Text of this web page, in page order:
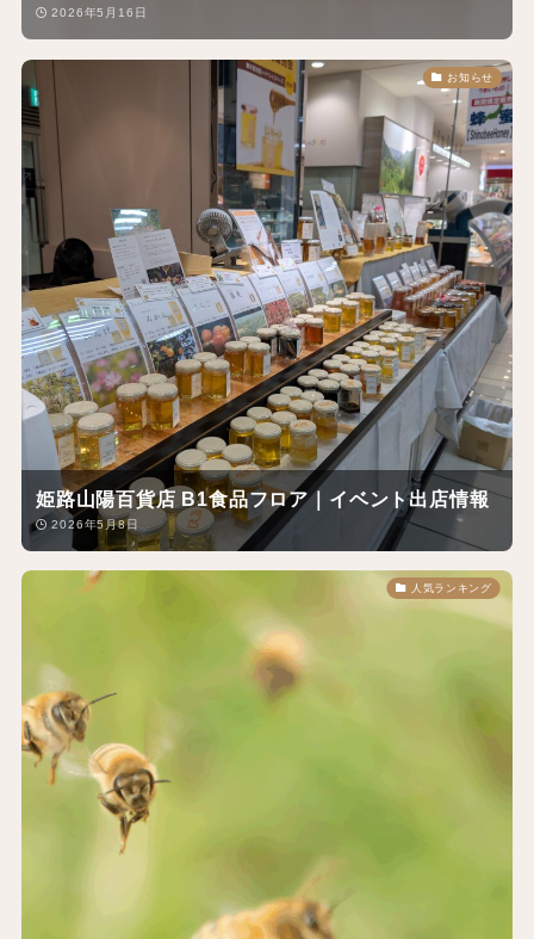
2026年5月16日
お知らせ
姫路山陽百貨店 B1食品フロア｜イベント出店情報
2026年5月8日
人気ランキング